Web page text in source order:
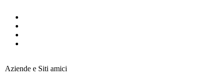
Aziende e Siti amici